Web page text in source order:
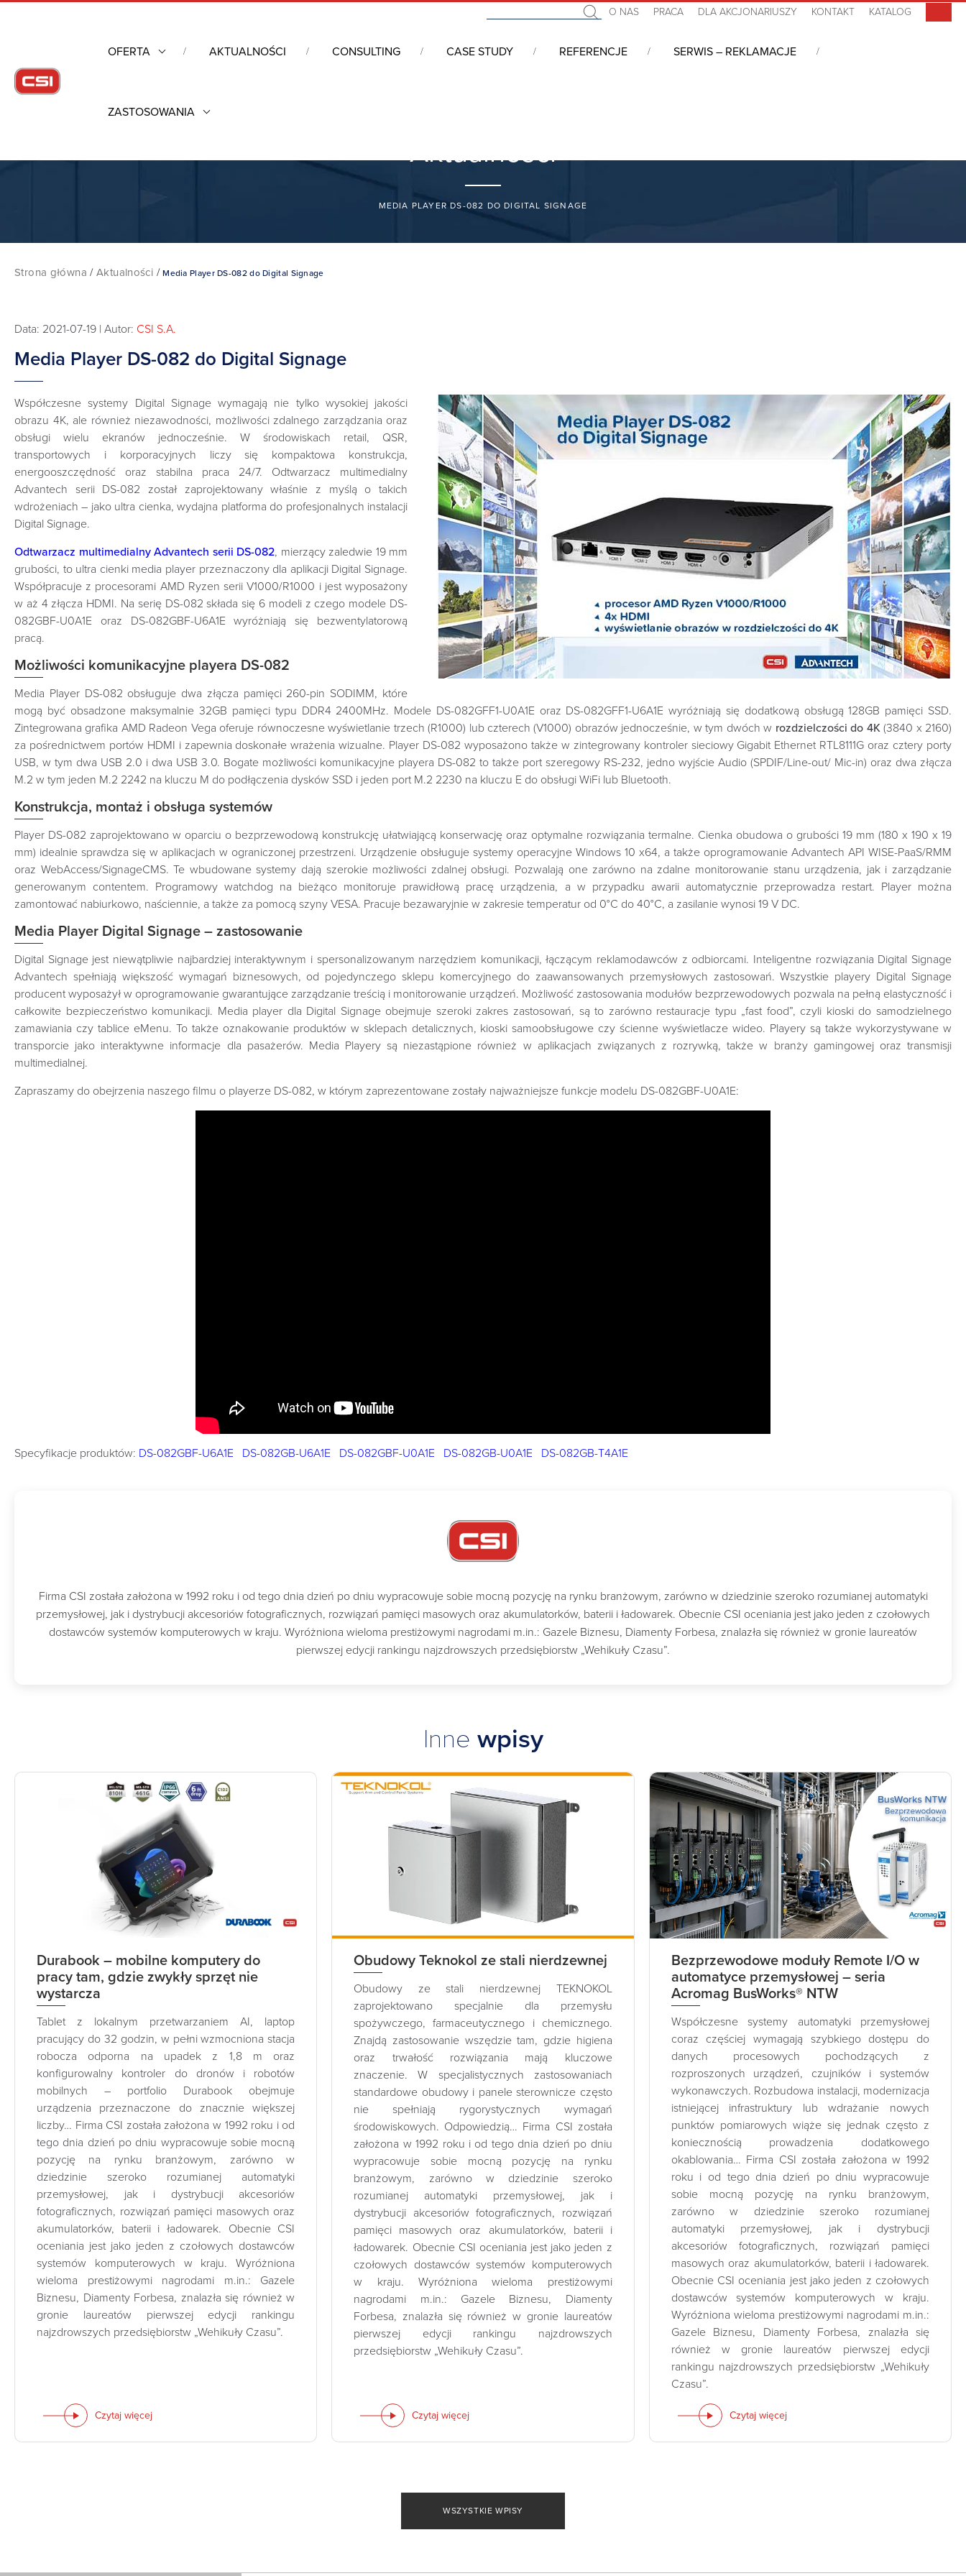
O NAS PRACA DLA AKCJONARIUSZY KONTAKT KATALOG
OFERTA AKTUALNOŚCI CONSULTING CASE STUDY REFERENCJE SERWIS – REKLAMACJE
ZASTOSOWANIA
Aktualności
MEDIA PLAYER DS-082 DO DIGITAL SIGNAGE
Strona główna / Aktualności /Media Player DS-082 do Digital Signage
Data: 2021-07-19 | Autor: CSI S.A.
Media Player DS-082 do Digital Signage
Współczesne systemy Digital Signage wymagają nie tylko wysokiej jakości
obrazu 4K, ale również niezawodności, możliwości zdalnego zarządzania oraz
obsługi wielu ekranów jednocześnie. W środowiskach retail, QSR,
transportowych i korporacyjnych liczy się kompaktowa konstrukcja,
energooszczędność oraz stabilna praca 24/7. Odtwarzacz multimedialny
Advantech serii DS-082 został zaprojektowany właśnie z myślą o takich
wdrożeniach – jako ultra cienka, wydajna platforma do profesjonalnych instalacji
Digital Signage.
Odtwarzacz multimedialny Advantech serii DS-082, mierzący zaledwie 19 mm
grubości, to ultra cienki media player przeznaczony dla aplikacji Digital Signage.
Współpracuje z procesorami AMD Ryzen serii V1000/R1000 i jest wyposażony
w aż 4 złącza HDMI. Na serię DS-082 składa się 6 modeli z czego modele DS-
082GBF-U0A1E oraz DS-082GBF-U6A1E wyróżniają się bezwentylatorową
pracą.
Możliwości komunikacyjne playera DS-082
Media Player DS-082 obsługuje dwa złącza pamięci 260-pin SODIMM, które
mogą być obsadzone maksymalnie 32GB pamięci typu DDR4 2400MHz. Modele DS-082GFF1-U0A1E oraz DS-082GFF1-U6A1E wyróżniają się dodatkową obsługą 128GB pamięci SSD.
Zintegrowana grafika AMD Radeon Vega oferuje równoczesne wyświetlanie trzech (R1000) lub czterech (V1000) obrazów jednocześnie, w tym dwóch w rozdzielczości do 4K(3840 x 2160)
za pośrednictwem portów HDMI i zapewnia doskonałe wrażenia wizualne. Player DS-082 wyposażono także w zintegrowany kontroler sieciowy Gigabit Ethernet RTL8111G oraz cztery porty
USB, w tym dwa USB 2.0 i dwa USB 3.0. Bogate możliwości komunikacyjne playera DS-082 to także port szeregowy RS-232, jedno wyjście Audio (SPDIF/Line-out/ Mic-in) oraz dwa złącza
M.2 w tym jeden M.2 2242 na kluczu M do podłączenia dysków SSD i jeden port M.2 2230 na kluczu E do obsługi WiFi lub Bluetooth.
Konstrukcja, montaż i obsługa systemów
Player DS-082 zaprojektowano w oparciu o bezprzewodową konstrukcję ułatwiającą konserwację oraz optymalne rozwiązania termalne. Cienka obudowa o grubości 19 mm (180 x 190 x 19
mm) idealnie sprawdza się w aplikacjach w ograniczonej przestrzeni. Urządzenie obsługuje systemy operacyjne Windows 10 x64, a także oprogramowanie Advantech API WISE-PaaS/RMM
oraz WebAccess/SignageCMS. Te wbudowane systemy dają szerokie możliwości zdalnej obsługi. Pozwalają one zarówno na zdalne monitorowanie stanu urządzenia, jak i zarządzanie
generowanym contentem. Programowy watchdog na bieżąco monitoruje prawidłową pracę urządzenia, a w przypadku awarii automatycznie przeprowadza restart. Player można
zamontować nabiurkowo, naściennie, a także za pomocą szyny VESA. Pracuje bezawaryjnie w zakresie temperatur od 0°C do 40°C, a zasilanie wynosi 19 V DC.
Media Player Digital Signage – zastosowanie
Digital Signage jest niewątpliwie najbardziej interaktywnym i spersonalizowanym narzędziem komunikacji, łączącym reklamodawców z odbiorcami. Inteligentne rozwiązania Digital Signage
Advantech spełniają większość wymagań biznesowych, od pojedynczego sklepu komercyjnego do zaawansowanych przemysłowych zastosowań. Wszystkie playery Digital Signage
producent wyposażył w oprogramowanie gwarantujące zarządzanie treścią i monitorowanie urządzeń. Możliwość zastosowania modułów bezprzewodowych pozwala na pełną elastyczność i
całkowite bezpieczeństwo komunikacji. Media player dla Digital Signage obejmuje szeroki zakres zastosowań, są to zarówno restauracje typu „fast food”, czyli kioski do samodzielnego
zamawiania czy tablice eMenu. To także oznakowanie produktów w sklepach detalicznych, kioski samoobsługowe czy ścienne wyświetlacze wideo. Playery są także wykorzystywane w
transporcie jako interaktywne informacje dla pasażerów. Media Playery są niezastąpione również w aplikacjach związanych z rozrywką, także w branży gamingowej oraz transmisji
multimedialnej.
Zapraszamy do obejrzenia naszego filmu o playerze DS-082, w którym zaprezentowane zostały najważniejsze funkcje modelu DS-082GBF-U0A1E:
Specyfikacje produktów: DS-082GBF-U6A1E DS-082GB-U6A1E DS-082GBF-U0A1E DS-082GB-U0A1E DS-082GB-T4A1E
Firma CSI została założona w 1992 roku i od tego dnia dzień po dniu wypracowuje sobie mocną pozycję na rynku branżowym, zarówno w dziedzinie szeroko rozumianej automatyki
przemysłowej, jak i dystrybucji akcesoriów fotograficznych, rozwiązań pamięci masowych oraz akumulatorków, baterii i ładowarek. Obecnie CSI oceniania jest jako jeden z czołowych
dostawców systemów komputerowych w kraju. Wyróżniona wieloma prestiżowymi nagrodami m.in.: Gazele Biznesu, Diamenty Forbesa, znalazła się również w gronie laureatów
pierwszej edycji rankingu najzdrowszych przedsiębiorstw „Wehikuły Czasu”.
Inne wpisy
Durabook – mobilne komputery do
pracy tam, gdzie zwykły sprzęt nie
wystarcza
Tablet z lokalnym przetwarzaniem AI, laptop
pracujący do 32 godzin, w pełni wzmocniona stacja
robocza odporna na upadek z 1,8 m oraz
konfigurowalny kontroler do dronów i robotów
mobilnych – portfolio Durabook obejmuje
urządzenia przeznaczone do znacznie większej
liczby… Firma CSI została założona w 1992 roku i od
tego dnia dzień po dniu wypracowuje sobie mocną
pozycję na rynku branżowym, zarówno w
dziedzinie szeroko rozumianej automatyki
przemysłowej, jak i dystrybucji akcesoriów
fotograficznych, rozwiązań pamięci masowych oraz
akumulatorków, baterii i ładowarek. Obecnie CSI
oceniania jest jako jeden z czołowych dostawców
systemów komputerowych w kraju. Wyróżniona
wieloma prestiżowymi nagrodami m.in.: Gazele
Biznesu, Diamenty Forbesa, znalazła się również w
gronie laureatów pierwszej edycji rankingu
najzdrowszych przedsiębiorstw „Wehikuły Czasu”.
Czytaj więcej
Obudowy Teknokol ze stali nierdzewnej
Obudowy ze stali nierdzewnej TEKNOKOL
zaprojektowano specjalnie dla przemysłu
spożywczego, farmaceutycznego i chemicznego.
Znajdą zastosowanie wszędzie tam, gdzie higiena
oraz trwałość rozwiązania mają kluczowe
znaczenie. W specjalistycznych zastosowaniach
standardowe obudowy i panele sterownicze często
nie spełniają rygorystycznych wymagań
środowiskowych. Odpowiedzią… Firma CSI została
założona w 1992 roku i od tego dnia dzień po dniu
wypracowuje sobie mocną pozycję na rynku
branżowym, zarówno w dziedzinie szeroko
rozumianej automatyki przemysłowej, jak i
dystrybucji akcesoriów fotograficznych, rozwiązań
pamięci masowych oraz akumulatorków, baterii i
ładowarek. Obecnie CSI oceniania jest jako jeden z
czołowych dostawców systemów komputerowych
w kraju. Wyróżniona wieloma prestiżowymi
nagrodami m.in.: Gazele Biznesu, Diamenty
Forbesa, znalazła się również w gronie laureatów
pierwszej edycji rankingu najzdrowszych
przedsiębiorstw „Wehikuły Czasu”.
Czytaj więcej
Bezprzewodowe moduły Remote I/O w
automatyce przemysłowej – seria
Acromag BusWorks® NTW
Współczesne systemy automatyki przemysłowej
coraz częściej wymagają szybkiego dostępu do
danych procesowych pochodzących z
rozproszonych urządzeń, czujników i systemów
wykonawczych. Rozbudowa instalacji, modernizacja
istniejącej infrastruktury lub wdrażanie nowych
punktów pomiarowych wiąże się jednak często z
koniecznością prowadzenia dodatkowego
okablowania… Firma CSI została założona w 1992
roku i od tego dnia dzień po dniu wypracowuje
sobie mocną pozycję na rynku branżowym,
zarówno w dziedzinie szeroko rozumianej
automatyki przemysłowej, jak i dystrybucji
akcesoriów fotograficznych, rozwiązań pamięci
masowych oraz akumulatorków, baterii i ładowarek.
Obecnie CSI oceniania jest jako jeden z czołowych
dostawców systemów komputerowych w kraju.
Wyróżniona wieloma prestiżowymi nagrodami m.in.:
Gazele Biznesu, Diamenty Forbesa, znalazła się
również w gronie laureatów pierwszej edycji
rankingu najzdrowszych przedsiębiorstw „Wehikuły
Czasu”.
Czytaj więcej
WSZYSTKIE WPISY